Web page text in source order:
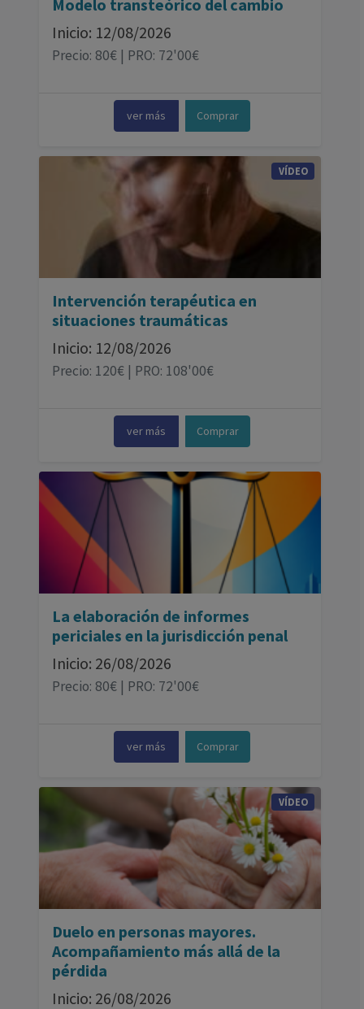
Modelo transteórico del cambio
Inicio: 12/08/2026
Precio: 80€ | PRO: 72'00€
ver más Comprar
VÍDEO
Intervención terapéutica en
situaciones traumáticas
Inicio: 12/08/2026
Precio: 120€ | PRO: 108'00€
ver más Comprar
La elaboración de informes
periciales en la jurisdicción penal
Inicio: 26/08/2026
Precio: 80€ | PRO: 72'00€
ver más Comprar
VÍDEO
Duelo en personas mayores.
Acompañamiento más allá de la
pérdida
Inicio: 26/08/2026